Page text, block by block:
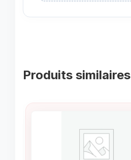
Produits similaires